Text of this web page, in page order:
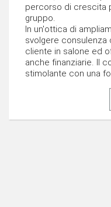
percorso di crescita
gruppo.
In un'ottica di
svolgere consulenza
cliente in salone ed
anche finanziarie. Il
stimolante con una